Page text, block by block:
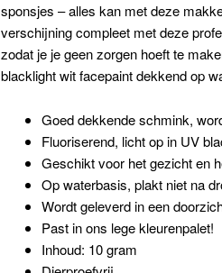
sponsjes – alles kan met deze
verschijning compleet met deze
zodat je je geen zorgen hoeft te
blacklight wit facepaint dekkend op
Goed dekkende schmink,
Fluoriserend, licht op in UV
Geschikt voor het gezicht en
Op waterbasis, plakt niet na
Wordt geleverd in een
Past in ons lege kleurenpalet!
Inhoud: 10 gram